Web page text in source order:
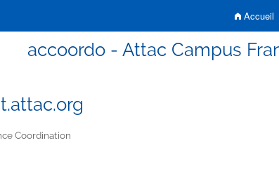
Accueil
accoordo - Attac Campus
Coordination